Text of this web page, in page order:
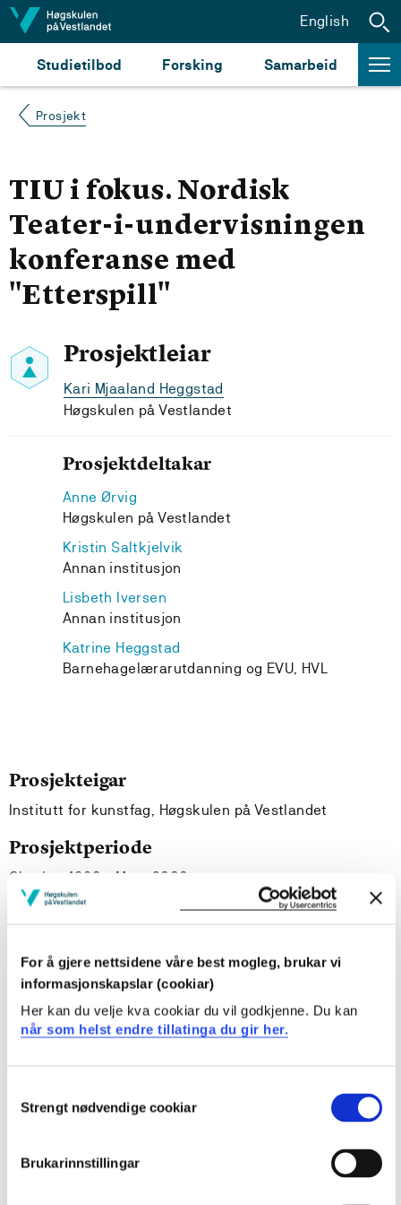
For å gjere nettsidene våre best mogleg, brukar vi
informasjonskapslar (cookiar)
Her kan du velje kva cookiar du vil godkjenne. Du kan
når som helst endre tillatinga du gir her.
Selection
Strengt nødvendige cookiar
Brukarinnstillingar
Hopp til innhald
Studietilbod Forsking Samarbeid
English
Prosjekt
TIU i fokus. Nordisk
Teater-i-undervisningen
konferanse med
"Etterspill"
Prosjektleiar
Kari Mjaaland Heggstad
Høgskulen på Vestlandet
Prosjektdeltakar
Anne Ørvig
Høgskulen på Vestlandet
Kristin Saltkjelvik
Annan institusjon
Lisbeth Iversen
Annan institusjon
Katrine Heggstad
Barnehagelærarutdanning og EVU, HVL
Prosjekteigar
Institutt for kunstfag, Høgskulen på Vestlandet
Prosjektperiode
Oktober 1998 - Mars 2000
Prosjektsamandrag
"TIU i fokus" blir den første nordiske TIU-konferansenen
og skal arrangeres ved dramaseksjonen, Høgskolen i
Bergen fra 17. til 21.mars 2000. Konferansen har et tre
dagers "Etterspill" -der TIU-kompanier turnér i
teatersjanger. Prosjektet søker å styrke fagmiljøet i
norden gjennom nettverksbygging og å videreutvikle
TIU-sjangeren. Det endelige målet er å gi barn og unge
TIU-forestillinger av høy kvalitet; der kunstformen, det